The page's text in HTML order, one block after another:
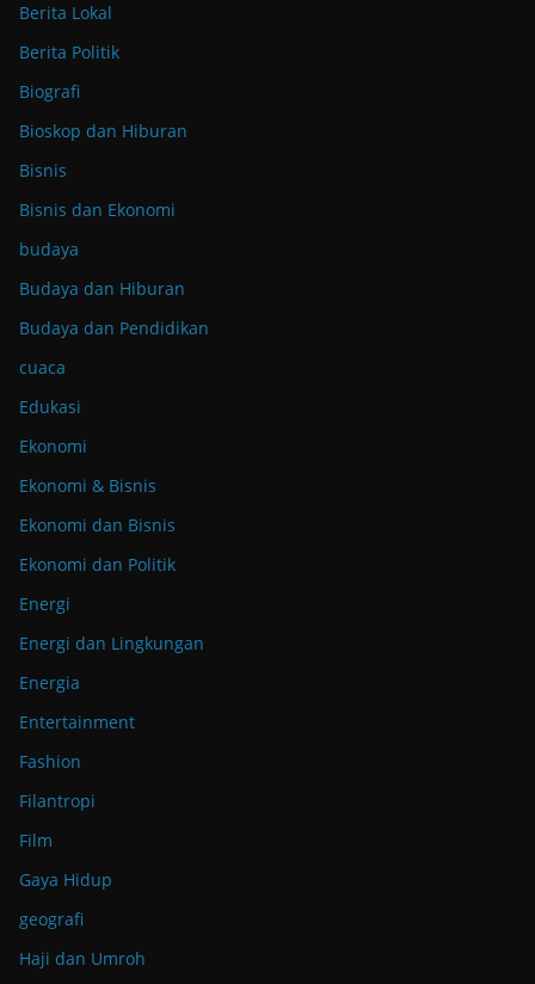
Berita Lokal
Berita Politik
Biografi
Bioskop dan Hiburan
Bisnis
Bisnis dan Ekonomi
budaya
Budaya dan Hiburan
Budaya dan Pendidikan
cuaca
Edukasi
Ekonomi
Ekonomi & Bisnis
Ekonomi dan Bisnis
Ekonomi dan Politik
Energi
Energi dan Lingkungan
Energia
Entertainment
Fashion
Filantropi
Film
Gaya Hidup
geografi
Haji dan Umroh